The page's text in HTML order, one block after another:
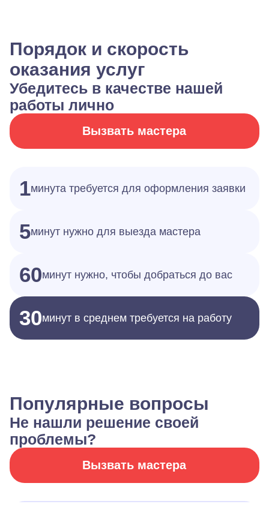
Порядок и скорость
оказания услуг
Убедитесь в качестве нашей
работы лично
Вызвать мастера
1минута требуется для оформления заявки
5минут нужно для выезда мастера
60минут нужно, чтобы добраться до вас
30минут в среднем требуется на работу
Популярные вопросы
Не нашли решение своей
проблемы?
Вызвать мастера